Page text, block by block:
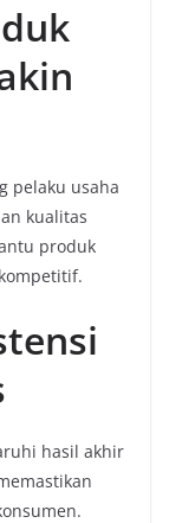
pelaku usaha
kualitas
produk
hasil akhir